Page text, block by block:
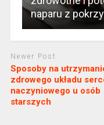
naparu z
Newer Post
Sposoby na
zdrowego układu
naczyniowego u osób
starszych